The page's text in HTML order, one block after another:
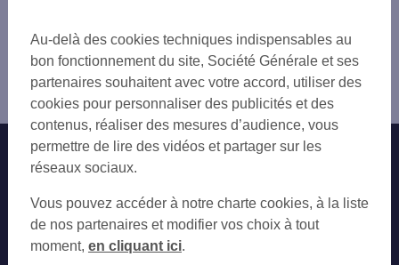
Indre
Issoudun
Distributeur/automate ISSOUDUN 6 RUE DANIELLE
CASANOVA
Nos engagements Nous contacter
Autres sites SG
Professionnels
Entreprises
Au-delà des cookies techniques indispensables au
bon fonctionnement du site, Société Générale et ses
partenaires souhaitent avec votre accord, utiliser des
cookies pour personnaliser des publicités et des
contenus, réaliser des mesures d’audience, vous
permettre de lire des vidéos et partager sur les
réseaux sociaux.
Vous pouvez accéder à notre charte cookies, à la liste
de nos partenaires et modifier vos choix à tout
moment, en cliquant ici.